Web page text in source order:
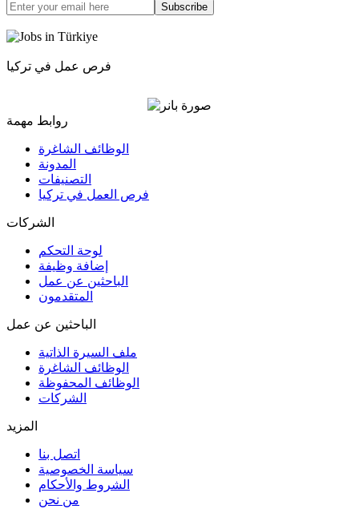
Subscribe
فرص عمل في تركيا
روابط مهمة
الوظائف الشاغرة
المدونة
التصنيفات
فرص العمل في تركيا
الشركات
لوحة التحكم
إضافة وظيفة
الباحثين عن عمل
المتقدمون
الباحثين عن عمل
ملف السيرة الذاتية
الوظائف الشاغرة
الوظائف المحفوظة
الشركات
المزيد
اتصل بنا
سياسة الخصوصية
الشروط والأحكام
من نحن